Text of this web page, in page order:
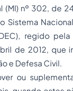
(MI) nº 302, de
Sistema
regido
de 2012, que
e Defesa Civil.
ou